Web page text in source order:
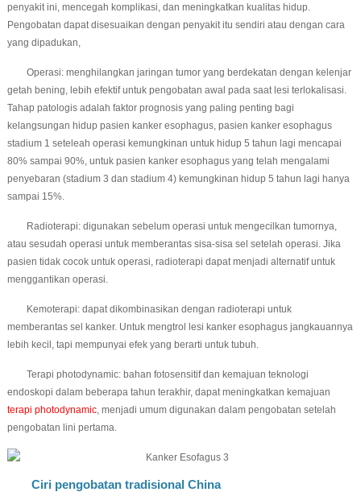
penyakit ini, mencegah komplikasi, dan meningkatkan kualitas hidup.
Pengobatan dapat disesuaikan dengan penyakit itu sendiri atau dengan cara
yang dipadukan,
Operasi: menghilangkan jaringan tumor yang berdekatan dengan kelenjar
getah bening, lebih efektif untuk pengobatan awal pada saat lesi terlokalisasi.
Tahap patologis adalah faktor prognosis yang paling penting bagi
kelangsungan hidup pasien kanker esophagus, pasien kanker esophagus
stadium 1 seteleah operasi kemungkinan untuk hidup 5 tahun lagi mencapai
80% sampai 90%, untuk pasien kanker esophagus yang telah mengalami
penyebaran (stadium 3 dan stadium 4) kemungkinan hidup 5 tahun lagi hanya
sampai 15%.
Radioterapi: digunakan sebelum operasi untuk mengecilkan tumornya,
atau sesudah operasi untuk memberantas sisa-sisa sel setelah operasi. Jika
pasien tidak cocok untuk operasi, radioterapi dapat menjadi alternatif untuk
menggantikan operasi.
Kemoterapi: dapat dikombinasikan dengan radioterapi untuk
memberantas sel kanker. Untuk mengtrol lesi kanker esophagus jangkauannya
lebih kecil, tapi mempunyai efek yang berarti untuk tubuh.
Terapi photodynamic: bahan fotosensitif dan kemajuan teknologi
endoskopi dalam beberapa tahun terakhir, dapat meningkatkan kemajuan
terapi photodynamic, menjadi umum digunakan dalam pengobatan setelah
pengobatan lini pertama.
Ciri pengobatan tradisional China